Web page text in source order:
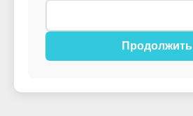
Продолжить